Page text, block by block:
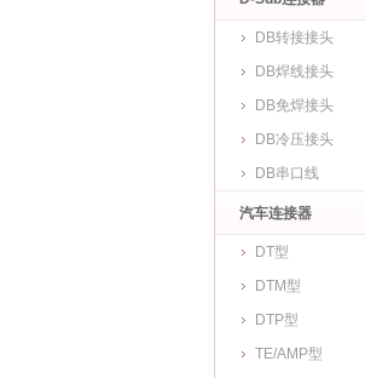
DB转接接头
DB焊线接头
DB免焊接头
DB冷压接头
DB串口线
汽车连接器
DT型
DTM型
DTP型
TE/AMP型